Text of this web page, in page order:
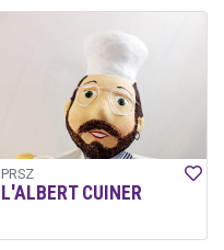
PRSZ
L'ALBERT CUINER